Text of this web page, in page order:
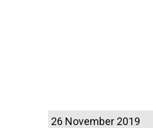
26 November 2019